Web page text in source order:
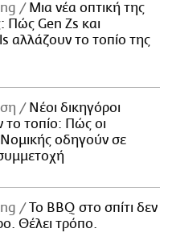
Μια νέα οπτική της
Πώς Gen Zs και
αλλάζουν το τοπίο της
Νέοι δικηγόροι
το τοπίο: Πώς οι
οδηγούν σε
Το BBQ στο σπίτι δεν
Θέλει τρόπο.